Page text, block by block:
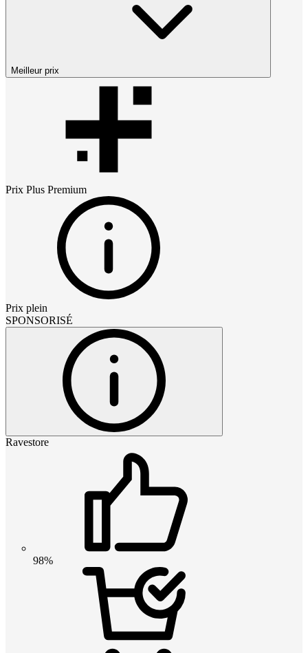
Meilleur prix
Prix Plus Premium
Prix plein
SPONSORISÉ
Ravestore
98%